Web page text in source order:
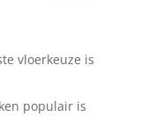
vloerkeuze is
populair is